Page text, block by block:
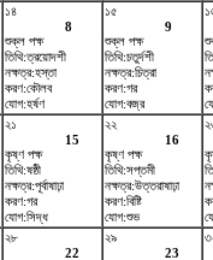
১৪
8
শুক্ল পক্ষ
তিথি:ত্রয়োদশী
নক্ষত্র:হস্তা
করণ:কৌলব
যোগ:হর্ষণ
১৫
9
শুক্ল পক্ষ
তিথি:চতুর্দশী
নক্ষত্র:চিত্রা
করণ:গর
যোগ:বজ্র
২১
15
কৃষ্ণ পক্ষ
তিথি:ষষ্ঠী
নক্ষত্র:পূর্বাষাঢ়া
করণ:গর
যোগ:সিদ্ধ
২২
16
কৃষ্ণ পক্ষ
তিথি:সপ্তমী
নক্ষত্র:উত্তরাষাঢ়া
করণ:বিষ্টি
যোগ:শুভ
২৮
22
২৯
23